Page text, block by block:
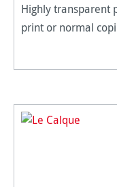
Highly transparent
print or normal